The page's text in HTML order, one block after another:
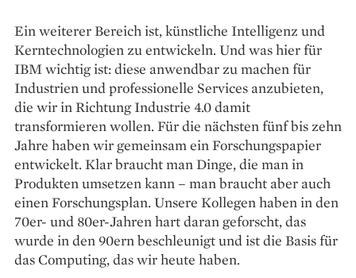
Ein weiterer Bereich ist, künstliche Intelligenz und
Kerntechnologien zu entwickeln. Und was hier für
IBM wichtig ist: diese anwendbar zu machen für
Industrien und professionelle Services anzubieten,
die wir in Richtung Industrie 4.0 damit
transformieren wollen. Für die nächsten fünf bis zehn
Jahre haben wir gemeinsam ein Forschungspapier
entwickelt. Klar braucht man Dinge, die man in
Produkten umsetzen kann – man braucht aber auch
einen Forschungsplan. Unsere Kollegen haben in den
70er- und 80er-Jahren hart daran geforscht, das
wurde in den 90ern beschleunigt und ist die Basis für
das Computing, das wir heute haben.